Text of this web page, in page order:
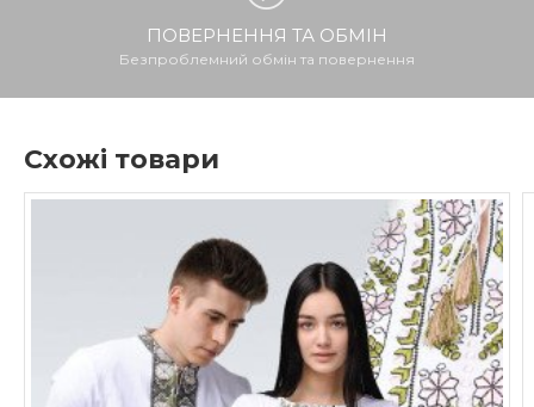
ПОВЕРНЕННЯ ТА ОБМІН
Безпроблемний обмін та повернення
Схожі товари